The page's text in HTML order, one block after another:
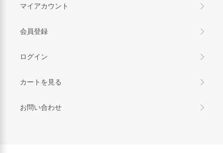
マイアカウント
会員登録
ログイン
カートを見る
お問い合わせ